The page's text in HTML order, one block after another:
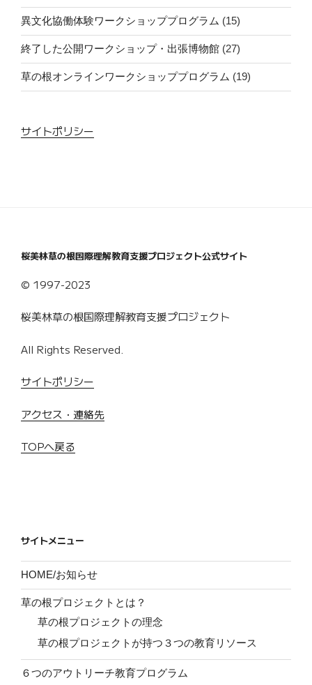
異文化協働体験ワークショッププログラム (15)
終了した公開ワークショップ・出張博物館 (27)
草の根オンラインワークショッププログラム (19)
サイトポリシー
桜美林草の根国際理解教育支援プロジェクト公式サイト
© 1997-2023
桜美林草の根国際理解教育支援プロジェクト
All Rights Reserved.
サイトポリシー
アクセス・連絡先
TOPへ戻る
サイトメニュー
HOME/お知らせ
草の根プロジェクトとは？
草の根プロジェクトの理念
草の根プロジェクトが持つ３つの教育リソース
６つのアウトリーチ教育プログラム